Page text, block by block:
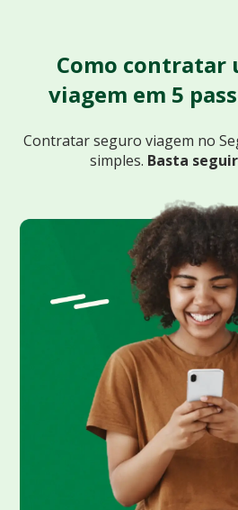
Como contratar
viagem em 5
Contratar seguro viagem no
simples. Basta